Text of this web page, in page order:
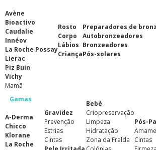
Avène
Bioactivo
Caudalie
Innéov
La Roche Possay
Lierac
Piz Buin
Vichy
Rosto
Corpo
Lábios
Criança
Preparadores de
Autobronzeadores
Bronzeadores
Pós-solares
Mamã
Gamas
A-Derma
Chicco
Klorane
La Roche
Gravidez
Prevenção
Estrias
Cintas
Bebé
Criopreservação
Limpeza
Hidratação
Zona da Fralda
Pós-
Cintas